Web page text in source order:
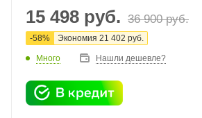
15 498 руб. 36 900руб.
-58% Экономия 21 402 руб.
Много Нашли дешевле?